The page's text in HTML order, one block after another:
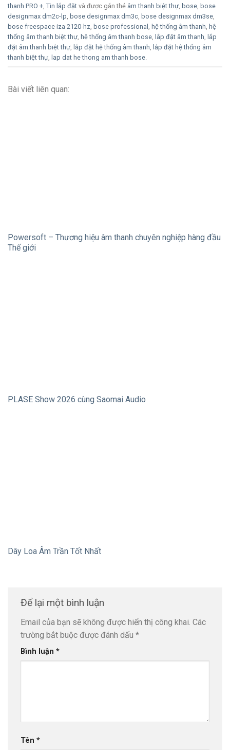
thanh PRO + Tin lắp đặt và được gắn thẻ âm thanh biệt thự bose bose
designmax dm2c-lp bose designmax dm3c bose designmax dm3se
bose freespace iza 2120-hz bose professional hệ thống âm thanh hệ
thống âm thanh biệt thự hệ thống âm thanh bose lắp đặt âm thanh lắp
đặt âm thanh biệt thự lắp đặt hệ thống âm thanh lắp đặt hệ thống âm
thanh biệt thự lap dat he thong am thanh bose
Bài viết liên quan:
Powersoft – Thương hiệu âm thanh chuyên nghiệp hàng đầu
Thế giới
PLASE Show 2026 cùng Saomai Audio
Dây Loa Âm Trần Tốt Nhất
Để lại một bình luận
Email của bạn sẽ không được hiển thị công khai. Các
trường bắt buộc được đánh dấu *
Bình luận *
Tên *